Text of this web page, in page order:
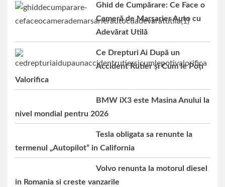
Ghid de Cumpărare: Ce Face o
Cameră de Marșarier Auto cu
Adevărat Utilă
Ce Drepturi Ai După un
Accident Rutier și Cum le Poți
Valorifica
BMW iX3 este Masina Anului la
nivel mondial pentru 2026
Tesla obligata sa renunte la
termenul „Autopilot” in California
Volvo renunta la motorul diesel
in Romania si creste vanzarile